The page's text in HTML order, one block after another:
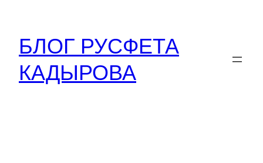
содержимому
БЛОГ РУСФЕТА
КАДЫРОВА